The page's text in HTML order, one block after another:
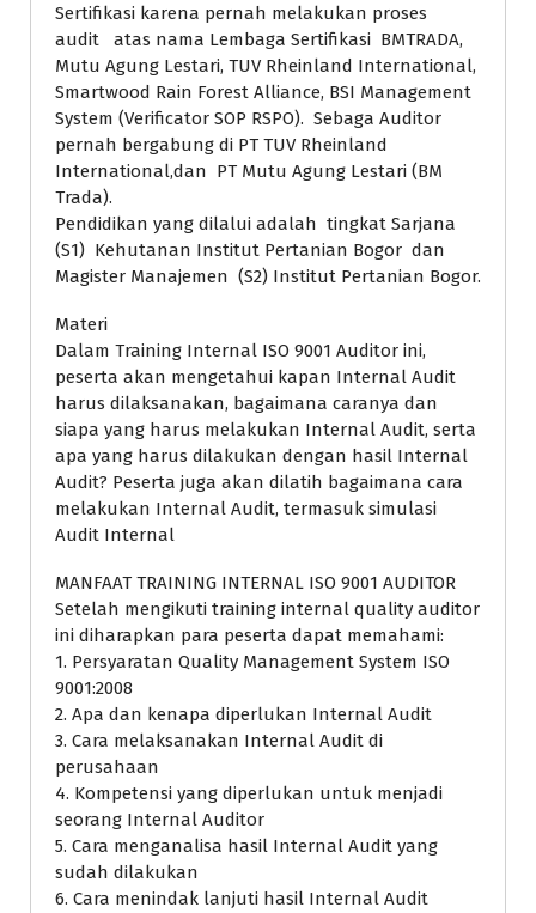
Sertifikasi karena pernah melakukan proses
audit atas nama Lembaga Sertifikasi BMTRADA,
Mutu Agung Lestari, TUV Rheinland International,
Smartwood Rain Forest Alliance, BSI Management
System (Verificator SOP RSPO). Sebaga Auditor
pernah bergabung di PT TUV Rheinland
International,dan PT Mutu Agung Lestari (BM
Trada).
Pendidikan yang dilalui adalah tingkat Sarjana
(S1) Kehutanan Institut Pertanian Bogor dan
Magister Manajemen (S2) Institut Pertanian Bogor.
Materi
Dalam Training Internal ISO 9001 Auditor ini,
peserta akan mengetahui kapan Internal Audit
harus dilaksanakan, bagaimana caranya dan
siapa yang harus melakukan Internal Audit, serta
apa yang harus dilakukan dengan hasil Internal
Audit? Peserta juga akan dilatih bagaimana cara
melakukan Internal Audit, termasuk simulasi
Audit Internal
MANFAAT TRAINING INTERNAL ISO 9001 AUDITOR
Setelah mengikuti training internal quality auditor
ini diharapkan para peserta dapat memahami:
1. Persyaratan Quality Management System ISO
9001:2008
2. Apa dan kenapa diperlukan Internal Audit
3. Cara melaksanakan Internal Audit di
perusahaan
4. Kompetensi yang diperlukan untuk menjadi
seorang Internal Auditor
5. Cara menganalisa hasil Internal Audit yang
sudah dilakukan
6. Cara menindak lanjuti hasil Internal Audit